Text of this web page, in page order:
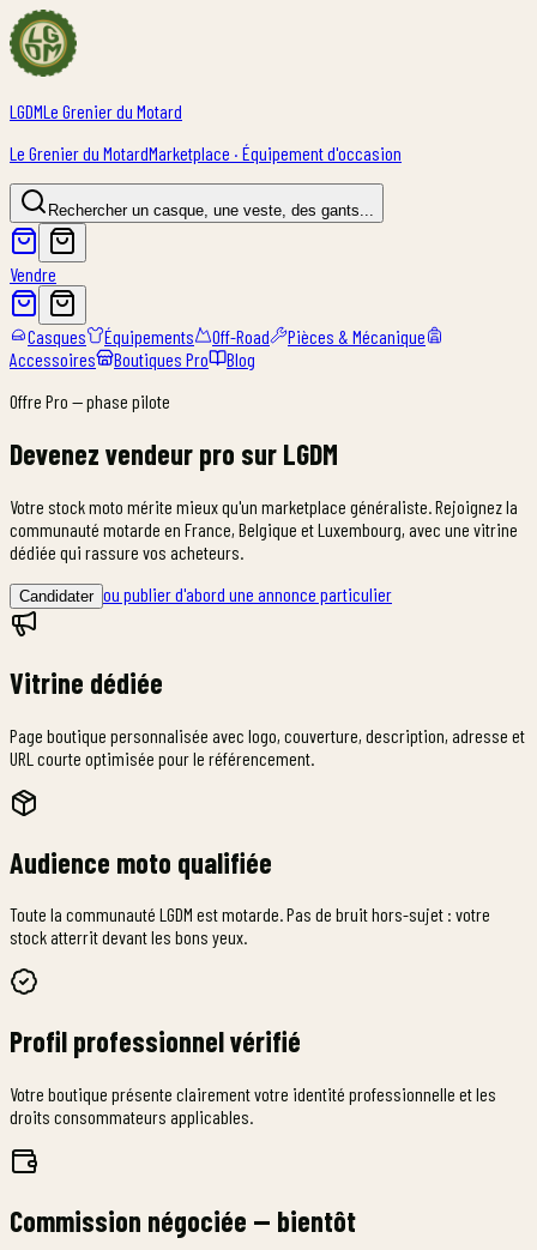
LGDMLe Grenier du Motard
Le Grenier du MotardMarketplace · Équipement d'occasion
Rechercher un casque, une veste, des gants...
Vendre
Casques Équipements Off-Road
Pièces & Mécanique
Accessoires
Boutiques Pro
Blog
Offre Pro — phase pilote
Devenez vendeur pro sur LGDM
Votre stock moto mérite mieux qu'un marketplace généraliste. Rejoignez la
communauté motarde en France, Belgique et Luxembourg, avec une vitrine
dédiée qui rassure vos acheteurs.
Candidater ou publier d'abord une annonce particulier
Vitrine dédiée
Page boutique personnalisée avec logo, couverture, description, adresse et
URL courte optimisée pour le référencement.
Audience moto qualifiée
Toute la communauté LGDM est motarde. Pas de bruit hors-sujet : votre
stock atterrit devant les bons yeux.
Profil professionnel vérifié
Votre boutique présente clairement votre identité professionnelle et les
droits consommateurs applicables.
Commission négociée — bientôt